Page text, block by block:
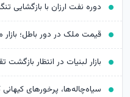
دوره نفت ارزان با بازگشایی
بازار لبنیات در انتظار
سیاه‌چاله‌ها، پرخورهای